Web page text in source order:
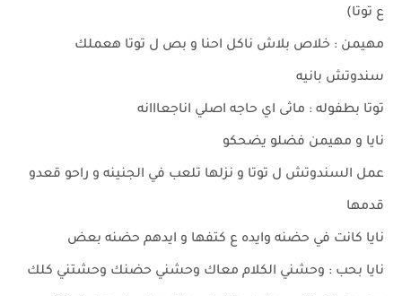
ع توتا)
مهيمن : خلاص بلاش ناكل احنا و بص ل توتا هعملك
سندوتش بانيه
توتا بطفوله : ماثى اي حاجه اصلي اناجعااانه
نايا و مهيمن فضلو يضحكو
عمل السندوتش ل توتا و نزلها تلعب في الجنينه و راحو قعدو
قدمها
نايا كانت في حضنه وايده ع كتفها و ايدهم حضنه بعض
نايا بحب : وحشني الكلام معاك وحشني حضنك وحشتني كلك